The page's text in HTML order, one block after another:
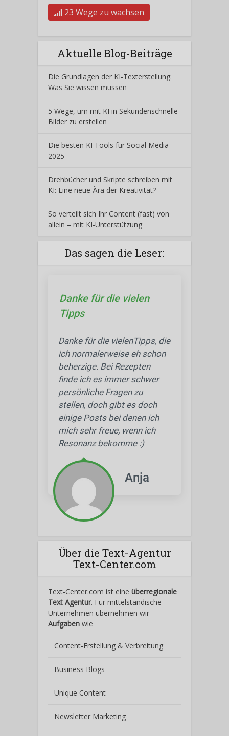
23 Wege zu wachsen
Aktuelle Blog-Beiträge
Die Grundlagen der KI-Texterstellung:
Was Sie wissen müssen
5 Wege, um mit KI in Sekundenschnelle
Bilder zu erstellen
Die besten KI Tools für Social Media
2025
Drehbücher und Skripte schreiben mit
KI: Eine neue Ära der Kreativität?
So verteilt sich Ihr Content (fast) von
allein – mit KI-Unterstützung
Das sagen die Leser:
Danke für die vielen
Tipps
Danke für die vielenTipps, die
ich normalerweise eh schon
beherzige. Bei Rezepten
finde ich es immer schwer
persönliche Fragen zu
stellen, doch gibt es doch
einige Posts bei denen ich
mich sehr freue, wenn ich
Resonanz bekomme :)
Anja
Über die Text-Agentur
Text-Center.com
Text-Center.com ist eine überregionale
Text Agentur. Für mittelständische
Unternehmen übernehmen wir
Aufgaben wie
Content-Erstellung & Verbreitung
Business Blogs
Unique Content
Newsletter Marketing